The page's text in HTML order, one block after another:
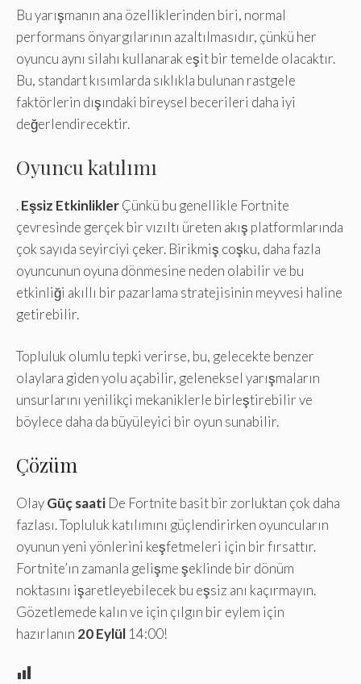
Bu yarışmanın ana özelliklerinden biri, normal
performans önyargılarının azaltılmasıdır, çünkü her
oyuncu aynı silahı kullanarak eşit bir temelde olacaktır.
Bu, standart kısımlarda sıklıkla bulunan rastgele
faktörlerin dışındaki bireysel becerileri daha iyi
değerlendirecektir.
Oyuncu katılımı
.Eşsiz EtkinliklerÇünkü bu genellikle Fortnite
çevresinde gerçek bir vızıltı üreten akış platformlarında
çok sayıda seyirciyi çeker. Birikmiş coşku, daha fazla
oyuncunun oyuna dönmesine neden olabilir ve bu
etkinliği akıllı bir pazarlama stratejisinin meyvesi haline
getirebilir.
Topluluk olumlu tepki verirse, bu, gelecekte benzer
olaylara giden yolu açabilir, geleneksel yarışmaların
unsurlarını yenilikçi mekaniklerle birleştirebilir ve
böylece daha da büyüleyici bir oyun sunabilir.
Çözüm
OlayGüç saati De Fortnite basit bir zorluktan çok daha
fazlası. Topluluk katılımını güçlendirirken oyuncuların
oyunun yeni yönlerini keşfetmeleri için bir fırsattır.
Fortnite’ın zamanla gelişme şeklinde bir dönüm
noktasını işaretleyebilecek bu eşsiz anı kaçırmayın.
Gözetlemede kalın ve için çılgın bir eylem için
hazırlanın 20 Eylül 14:00!